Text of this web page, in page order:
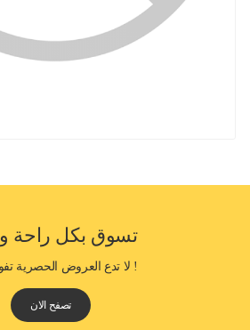
تسوق بكل راحة
! لا تدع العروض الحصرية
تصفح الان